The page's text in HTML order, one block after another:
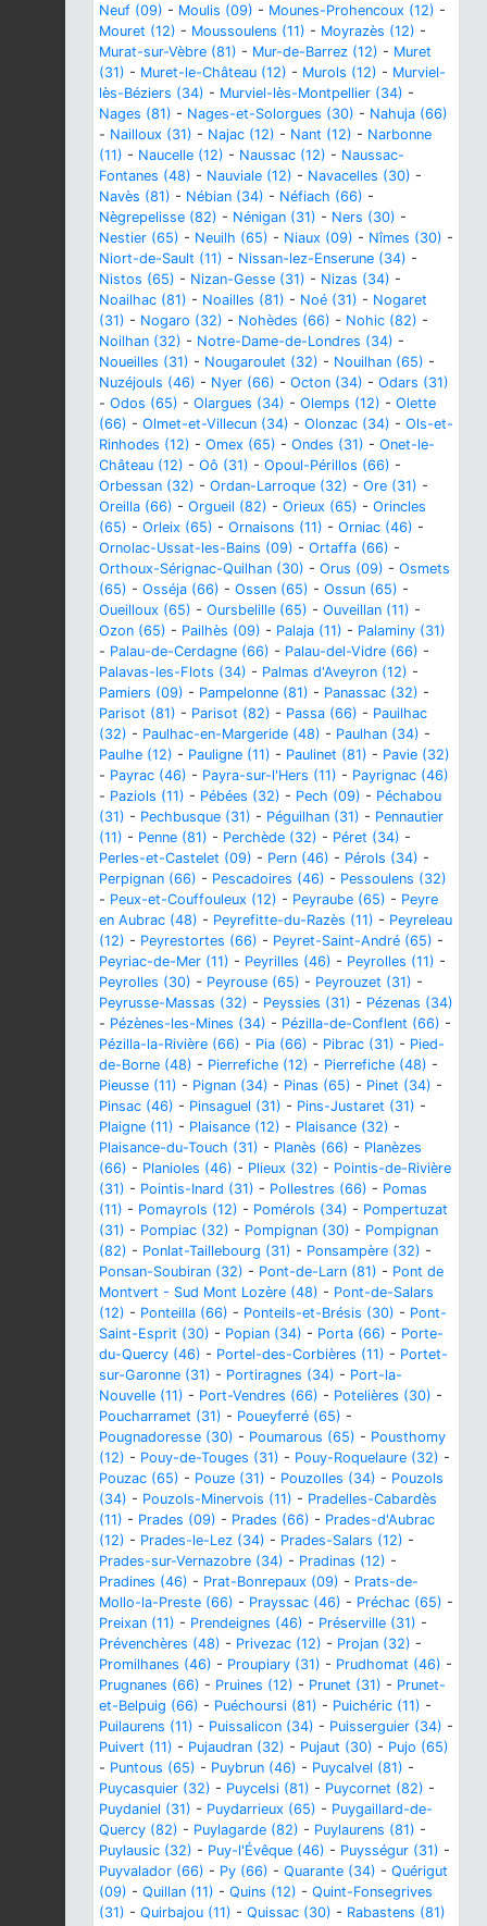
Neuf (09) - Moulis (09) - Mounes-Prohencoux (12) -
Mouret (12) - Moussoulens (11) - Moyrazès (12) -
Murat-sur-Vèbre (81) - Mur-de-Barrez (12) - Muret
(31) - Muret-le-Château (12) - Murols (12) - Murviel-
lès-Béziers (34) - Murviel-lès-Montpellier (34) -
Nages (81) - Nages-et-Solorgues (30) - Nahuja (66)
- Nailloux (31) - Najac (12) - Nant (12) - Narbonne
(11) - Naucelle (12) - Naussac (12) - Naussac-
Fontanes (48) - Nauviale (12) - Navacelles (30) -
Navès (81) - Nébian (34) - Néfiach (66) -
Nègrepelisse (82) - Nénigan (31) - Ners (30) -
Nestier (65) - Neuilh (65) - Niaux (09) - Nîmes (30) -
Niort-de-Sault (11) - Nissan-lez-Enserune (34) -
Nistos (65) - Nizan-Gesse (31) - Nizas (34) -
Noailhac (81) - Noailles (81) - Noé (31) - Nogaret
(31) - Nogaro (32) - Nohèdes (66) - Nohic (82) -
Noilhan (32) - Notre-Dame-de-Londres (34) -
Noueilles (31) - Nougaroulet (32) - Nouilhan (65) -
Nuzéjouls (46) - Nyer (66) - Octon (34) - Odars (31)
- Odos (65) - Olargues (34) - Olemps (12) - Olette
(66) - Olmet-et-Villecun (34) - Olonzac (34) - Ols-et-
Rinhodes (12) - Omex (65) - Ondes (31) - Onet-le-
Château (12) - Oô (31) - Opoul-Périllos (66) -
Orbessan (32) - Ordan-Larroque (32) - Ore (31) -
Oreilla (66) - Orgueil (82) - Orieux (65) - Orincles
(65) - Orleix (65) - Ornaisons (11) - Orniac (46) -
Ornolac-Ussat-les-Bains (09) - Ortaffa (66) -
Orthoux-Sérignac-Quilhan (30) - Orus (09) - Osmets
(65) - Osséja (66) - Ossen (65) - Ossun (65) -
Oueilloux (65) - Oursbelille (65) - Ouveillan (11) -
Ozon (65) - Pailhès (09) - Palaja (11) - Palaminy (31)
- Palau-de-Cerdagne (66) - Palau-del-Vidre (66) -
Palavas-les-Flots (34) - Palmas d'Aveyron (12) -
Pamiers (09) - Pampelonne (81) - Panassac (32) -
Parisot (81) - Parisot (82) - Passa (66) - Pauilhac
(32) - Paulhac-en-Margeride (48) - Paulhan (34) -
Paulhe (12) - Pauligne (11) - Paulinet (81) - Pavie (32)
- Payrac (46) - Payra-sur-l'Hers (11) - Payrignac (46)
- Paziols (11) - Pébées (32) - Pech (09) - Péchabou
(31) - Pechbusque (31) - Péguilhan (31) - Pennautier
(11) - Penne (81) - Perchède (32) - Péret (34) -
Perles-et-Castelet (09) - Pern (46) - Pérols (34) -
Perpignan (66) - Pescadoires (46) - Pessoulens (32)
- Peux-et-Couffouleux (12) - Peyraube (65) - Peyre
en Aubrac (48) - Peyrefitte-du-Razès (11) - Peyreleau
(12) - Peyrestortes (66) - Peyret-Saint-André (65) -
Peyriac-de-Mer (11) - Peyrilles (46) - Peyrolles (11) -
Peyrolles (30) - Peyrouse (65) - Peyrouzet (31) -
Peyrusse-Massas (32) - Peyssies (31) - Pézenas (34)
- Pézènes-les-Mines (34) - Pézilla-de-Conflent (66) -
Pézilla-la-Rivière (66) - Pia (66) - Pibrac (31) - Pied-
de-Borne (48) - Pierrefiche (12) - Pierrefiche (48) -
Pieusse (11) - Pignan (34) - Pinas (65) - Pinet (34) -
Pinsac (46) - Pinsaguel (31) - Pins-Justaret (31) -
Plaigne (11) - Plaisance (12) - Plaisance (32) -
Plaisance-du-Touch (31) - Planès (66) - Planèzes
(66) - Planioles (46) - Plieux (32) - Pointis-de-Rivière
(31) - Pointis-Inard (31) - Pollestres (66) - Pomas
(11) - Pomayrols (12) - Pomérols (34) - Pompertuzat
(31) - Pompiac (32) - Pompignan (30) - Pompignan
(82) - Ponlat-Taillebourg (31) - Ponsampère (32) -
Ponsan-Soubiran (32) - Pont-de-Larn (81) - Pont de
Montvert - Sud Mont Lozère (48) - Pont-de-Salars
(12) - Ponteilla (66) - Ponteils-et-Brésis (30) - Pont-
Saint-Esprit (30) - Popian (34) - Porta (66) - Porte-
du-Quercy (46) - Portel-des-Corbières (11) - Portet-
sur-Garonne (31) - Portiragnes (34) - Port-la-
Nouvelle (11) - Port-Vendres (66) - Potelières (30) -
Poucharramet (31) - Poueyferré (65) -
Pougnadoresse (30) - Poumarous (65) - Pousthomy
(12) - Pouy-de-Touges (31) - Pouy-Roquelaure (32) -
Pouzac (65) - Pouze (31) - Pouzolles (34) - Pouzols
(34) - Pouzols-Minervois (11) - Pradelles-Cabardès
(11) - Prades (09) - Prades (66) - Prades-d'Aubrac
(12) - Prades-le-Lez (34) - Prades-Salars (12) -
Prades-sur-Vernazobre (34) - Pradinas (12) -
Pradines (46) - Prat-Bonrepaux (09) - Prats-de-
Mollo-la-Preste (66) - Prayssac (46) - Préchac (65) -
Preixan (11) - Prendeignes (46) - Préserville (31) -
Prévenchères (48) - Privezac (12) - Projan (32) -
Promilhanes (46) - Proupiary (31) - Prudhomat (46) -
Prugnanes (66) - Pruines (12) - Prunet (31) - Prunet-
et-Belpuig (66) - Puéchoursi (81) - Puichéric (11) -
Puilaurens (11) - Puissalicon (34) - Puisserguier (34) -
Puivert (11) - Pujaudran (32) - Pujaut (30) - Pujo (65)
- Puntous (65) - Puybrun (46) - Puycalvel (81) -
Puycasquier (32) - Puycelsi (81) - Puycornet (82) -
Puydaniel (31) - Puydarrieux (65) - Puygaillard-de-
Quercy (82) - Puylagarde (82) - Puylaurens (81) -
Puylausic (32) - Puy-l'Évêque (46) - Puysségur (31) -
Puyvalador (66) - Py (66) - Quarante (34) - Quérigut
(09) - Quillan (11) - Quins (12) - Quint-Fonsegrives
(31) - Quirbajou (11) - Quissac (30) - Rabastens (81)